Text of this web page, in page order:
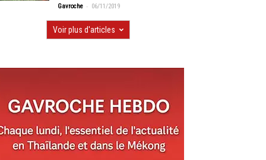
Gavroche - 06/11/2019
Voir plus d'articles